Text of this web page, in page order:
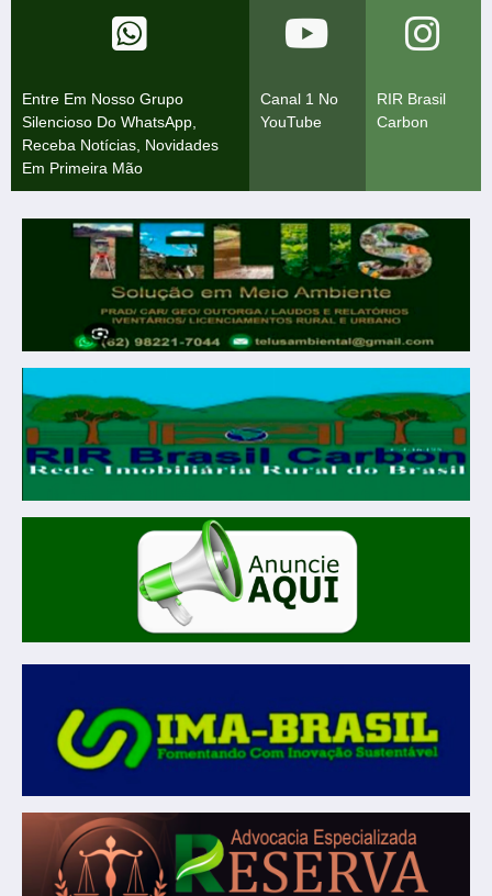
Entre Em Nosso Grupo
Silencioso Do WhatsApp,
Receba Notícias, Novidades
Em Primeira Mão
Canal 1 No
YouTube
RIR Brasil
Carbon